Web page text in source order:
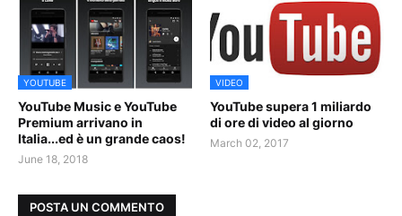
YOUTUBE
YouTube Music e YouTube
Premium arrivano in
Italia...ed è un grande caos!
June 18, 2018
VIDEO
YouTube supera 1 miliardo
di ore di video al giorno
March 02, 2017
POSTA UN COMMENTO